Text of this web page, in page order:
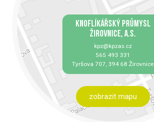
KNOFLÍKÁŘSKÝ PRŮMYSL
ŽIROVNICE, A.S.
kpz@kpzas.cz
565 493 331
Tyršova 707, 394 68 Žirovnice
zobrazit mapu